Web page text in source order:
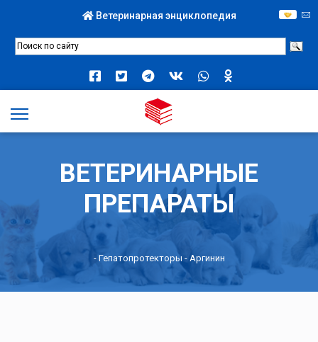
Ветеринарная энциклопедия
ВЕТЕРИНАРНЫЕ
ПРЕПАРАТЫ
- Гепатопротекторы - Аргинин